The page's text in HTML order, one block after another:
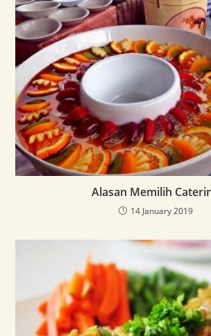
Alasan Memilih
14 January 2019